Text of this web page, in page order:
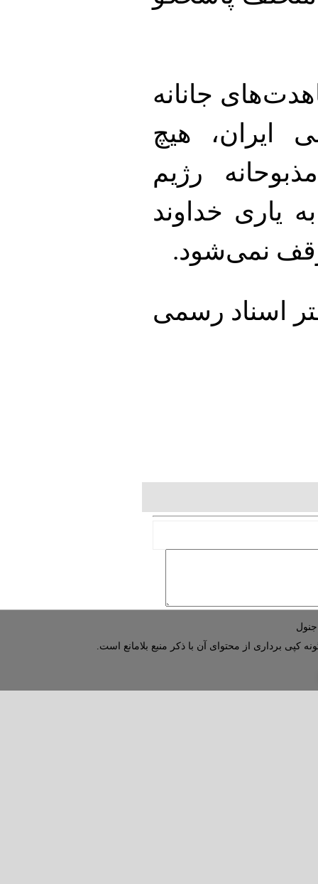
جانانه
ایران، هیچ
رژیم
یاری خداوند
نمی‌‌شود.
این آیین ۱۱ سردفتر اسناد رسمی
کپی برداری از محتوای آن با ذکر منبع بلامانع است.